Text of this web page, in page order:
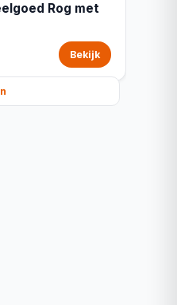
Rog met
Bekijk